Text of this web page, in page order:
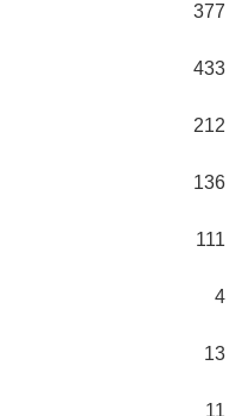
377
433
212
136
111
4
13
11